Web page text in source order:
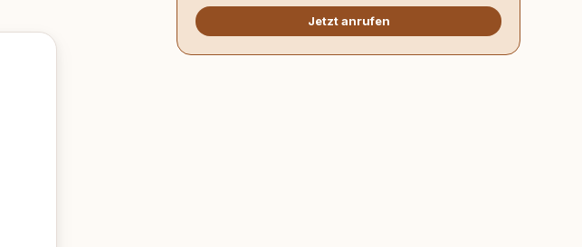
Jetzt anrufen